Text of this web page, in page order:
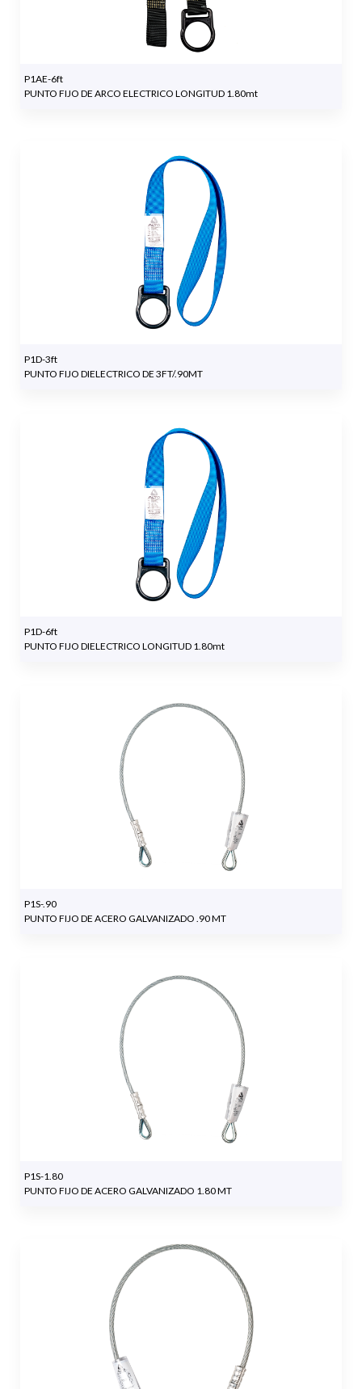
P1AE-6ft
PUNTO FIJO DE ARCO ELECTRICO LONGITUD 1.80mt
P1D-3ft
PUNTO FIJO DIELECTRICO DE 3FT/.90MT
P1D-6ft
PUNTO FIJO DIELECTRICO LONGITUD 1.80mt
P1S-.90
PUNTO FIJO DE ACERO GALVANIZADO .90 MT
P1S-1.80
PUNTO FIJO DE ACERO GALVANIZADO 1.80 MT